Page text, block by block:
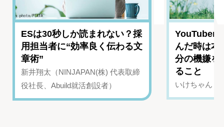
ESは30秒しか読まれない？採
用担当者に“効率良く伝わる文
章術”
新井翔太（NINJAPAN(株) 代表取締
役社長、Abuild就活創設者）
YouTuber
んだ時は
分の機嫌を
ること
いけちゃん（